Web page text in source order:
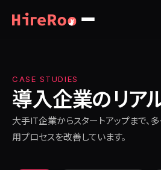
CASE STUDIES
導入企業のリア
大手IT企業からスタートアップまで、
用プロセスを改善しています。